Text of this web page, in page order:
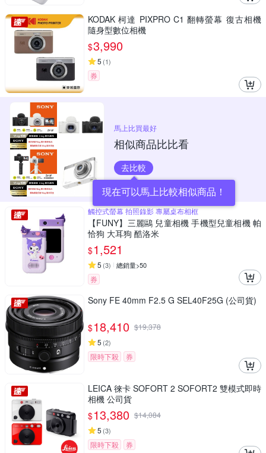
KODAK 柯達 PIXPRO C1 翻轉螢幕 復古相機
隨身型數位相機
$3,990
5 (1)
券
馬上比買最好
相似商品比比看
去比較
現在可以馬上比較相似商品！
觸控式螢幕 拍照錄影 專屬桌布相框
【FUNY】三麗鷗 兒童相機 手機型兒童相機 帕
恰狗 大耳狗 酷洛米
$1,521
5 (3) 總銷量>50
券
Sony FE 40mm F2.5 G SEL40F25G (公司貨)
$18,410 $19,378
5 (2)
限時下殺 券
LEICA 徠卡 SOFORT 2 SOFORT2 雙模式即時
相機 公司貨
$13,380 $14,084
5 (3)
限時下殺 券